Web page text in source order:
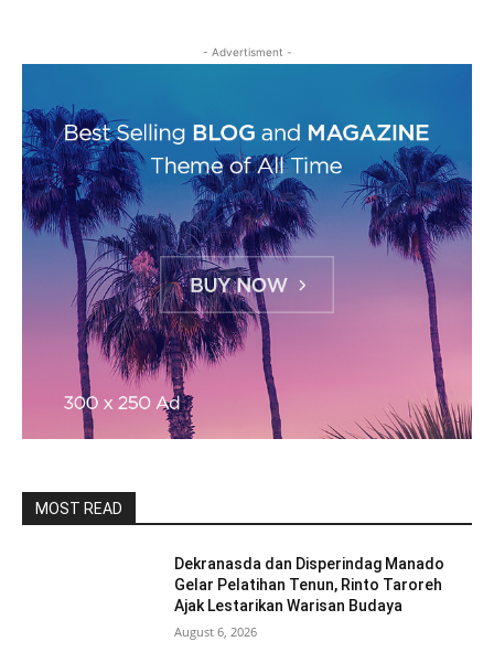
- Advertisment -
MOST READ
Dekranasda dan Disperindag Manado
Gelar Pelatihan Tenun, Rinto Taroreh
Ajak Lestarikan Warisan Budaya
August 6, 2026